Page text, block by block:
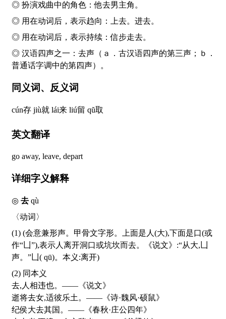
◎ 扮演戏曲中的角色：他去男主角。
◎ 用在动词后，表示趋向：上去。进去。
◎ 用在动词后，表示持续：信步走去。
◎ 汉语四声之一： 去声（ａ．古汉语四声的第三声；ｂ．
普通话字调中的第四声）。
同义词、反义词
cún存 jiù就 lái来 liú留 qŭ取
英文翻译
go away, leave, depart
详细字义解释
去 qù
〈动词〉
(1) (会意兼形声。甲骨文字形。上面是人(大),下面是口(或
作“凵”),表示人离开洞口或坑坎而去。《说文》:“从大,凵
声。”凵( qū)。本义:离开)
(2) 同本义
去,人相违也。——《说文》
逝将去女,适彼乐土。——《诗·魏风·硕鼠》
纪侯大去其国。——《春秋·庄公四年》